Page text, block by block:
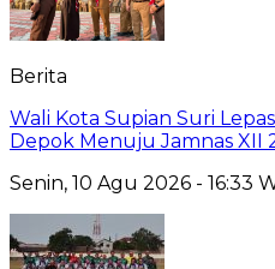
Berita
Wali Kota Supian Suri
Depok Menuju Jamnas XII
Senin, 10 Agu 2026 - 16:33